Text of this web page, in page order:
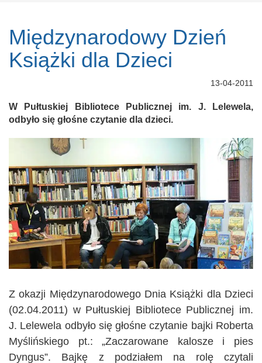
Międzynarodowy Dzień
Książki dla Dzieci
13-04-2011
W Pułtuskiej Bibliotece Publicznej im. J. Lelewela,
odbyło się głośne czytanie dla dzieci.
Z okazji Międzynarodowego Dnia Książki dla Dzieci
(02.04.2011) w Pułtuskiej Bibliotece Publicznej im.
J. Lelewela odbyło się głośne czytanie bajki Roberta
Myślińskiego pt.: „Zaczarowane kalosze i pies
Dyngus”. Bajkę z podziałem na rolę czytali